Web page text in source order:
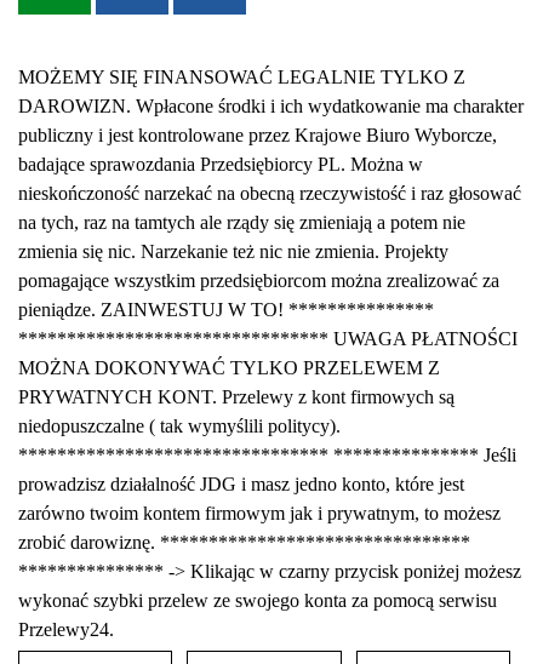
MOŻEMY SIĘ FINANSOWAĆ LEGALNIE TYLKO Z
DAROWIZN. Wpłacone środki i ich wydatkowanie ma charakter
publiczny i jest kontrolowane przez Krajowe Biuro Wyborcze,
badające sprawozdania Przedsiębiorcy PL. Można w
nieskończoność narzekać na obecną rzeczywistość i raz głosować
na tych, raz na tamtych ale rządy się zmieniają a potem nie
zmienia się nic. Narzekanie też nic nie zmienia. Projekty
pomagające wszystkim przedsiębiorcom można zrealizować za
pieniądze. ZAINWESTUJ W TO! ***************
******************************** UWAGA PŁATNOŚCI
MOŻNA DOKONYWAĆ TYLKO PRZELEWEM Z
PRYWATNYCH KONT. Przelewy z kont firmowych są
niedopuszczalne ( tak wymyślili politycy).
******************************** *************** Jeśli
prowadzisz działalność JDG i masz jedno konto, które jest
zarówno twoim kontem firmowym jak i prywatnym, to możesz
zrobić darowiznę. ********************************
*************** -> Klikając w czarny przycisk poniżej możesz
wykonać szybki przelew ze swojego konta za pomocą serwisu
Przelewy24.